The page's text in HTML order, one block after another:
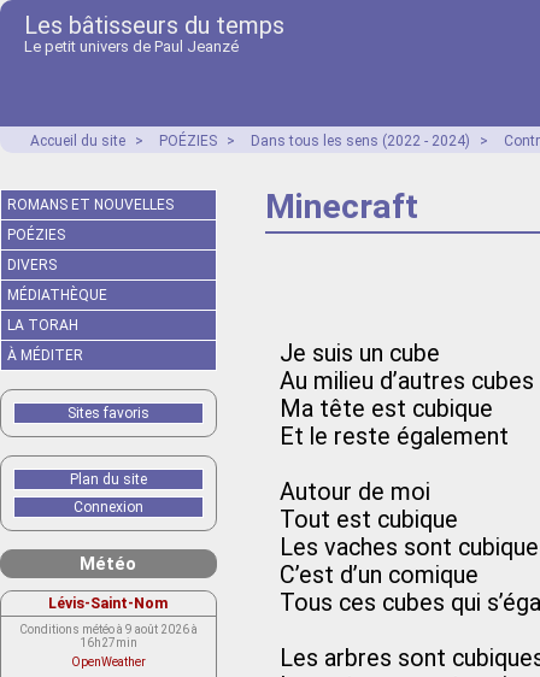
Les bâtisseurs du temps
Le petit univers de Paul Jeanzé
Accueil du site > POÉZIES > Dans tous les sens (2022 - 2024) >
Minecraft
Je suis un cube
Au milieu d’autres cubes
Ma tête est cubique
Et le reste également
Autour de moi
Tout est cubique
Les vaches sont
C’est d’un comique
Tous ces cubes qui
Les arbres sont
ROMANS ET NOUVELLES
POÉZIES
DIVERS
MÉDIATHÈQUE
LA TORAH
À MÉDITER
Sites favoris
Plan du site
Connexion
Météo
Lévis-Saint-Nom
Conditions météo à 9 août 2026 à
16h27min
OpenWeather